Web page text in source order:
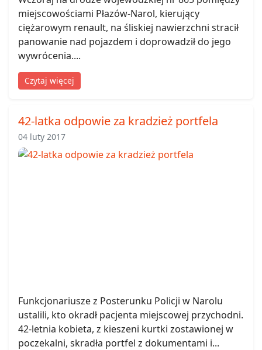
miejscowościami Płazów-Narol, kierujący
ciężarowym renault, na śliskiej nawierzchni stracił
panowanie nad pojazdem i doprowadził do jego
wywrócenia....
Czytaj więcej
42-latka odpowie za kradzież portfela
04 luty 2017
Funkcjonariusze z Posterunku Policji w Narolu
ustalili, kto okradł pacjenta miejscowej przychodni.
42-letnia kobieta, z kieszeni kurtki zostawionej w
poczekalni, skradła portfel z dokumentami i...